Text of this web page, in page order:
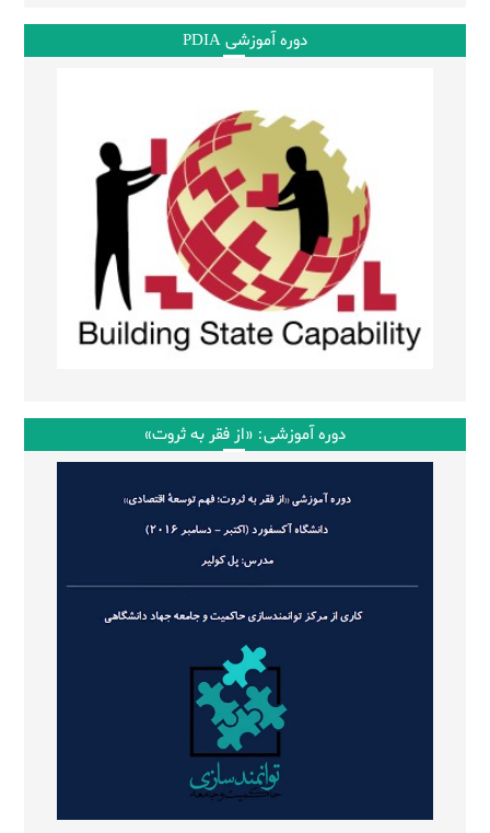
دوره آموزشی PDIA
دوره آموزشی: «از فقر به ثروت»